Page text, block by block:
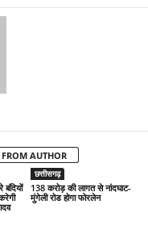
FROM AUTHOR
बंदियों
छत्तीसगढ़
138 करोड़ की लागत से नांदघाट-
मुंगेली रोड होगा फोरलेन